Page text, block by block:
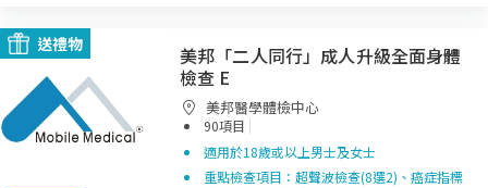
送禮物
美邦「二人同行」成人升級全面身體
檢查 E
美邦醫學體檢中心
90項目 |
適用於18歲或以上男士及女士
重點檢查項目：超聲波檢查(8選2)、癌症指標